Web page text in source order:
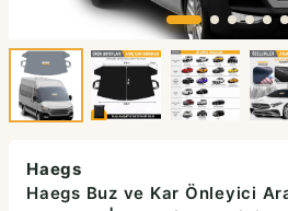
Haegs
Haegs Buz ve Kar Önleyici